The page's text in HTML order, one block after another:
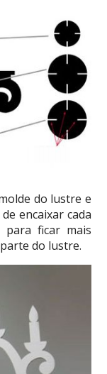
do lustre e
encaixar cada
para ficar mais
do lustre.